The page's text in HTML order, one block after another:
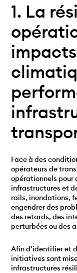
1. La
Face à des
opérateurs de
opérationnels pour
infrastructures et
rails, inondations,
engendrer des
des retards, des
perturbées ou des
Afin d’identifier et
initiatives sont
infrastructures